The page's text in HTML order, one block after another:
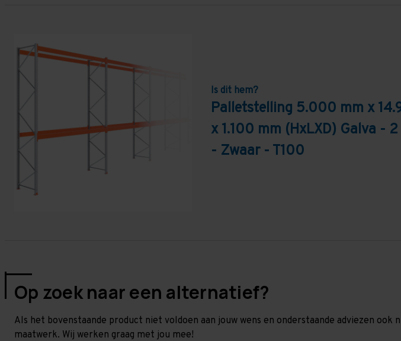
Is dit hem?
Palletstelling 5.000 mm x
x 1.100 mm (HxLXD) Galva -
- Zwaar - T100
Op zoek naar een alternatief?
Als het bovenstaande product niet voldoen aan jouw wens en onderstaande adviezen
maatwerk. Wij werken graag met jou mee!